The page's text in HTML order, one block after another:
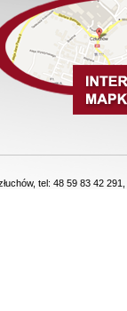
tel: 48 59 83 42